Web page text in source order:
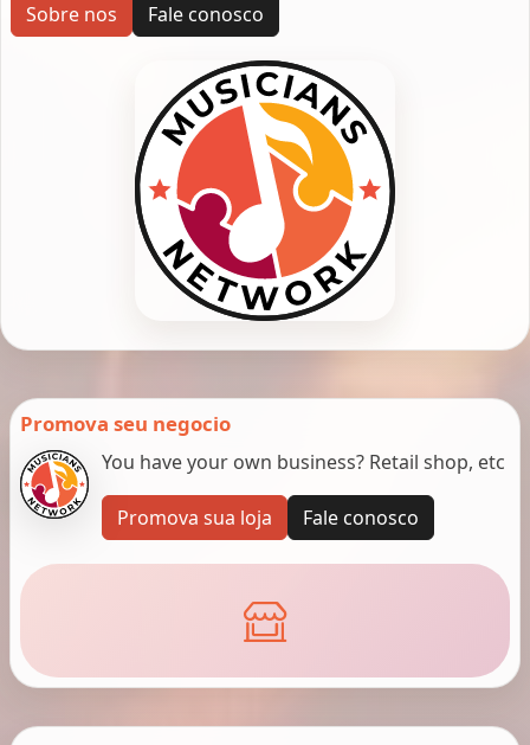
Sobre nos Fale conosco
Promova seu negocio
You have your own business? Retail shop, etc
Promova sua loja Fale conosco